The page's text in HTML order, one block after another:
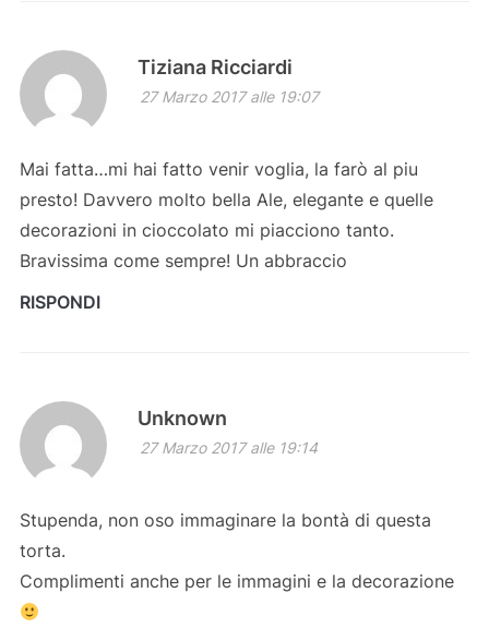
Tiziana Ricciardi
27 Marzo 2017 alle 19:07
Mai fatta…mi hai fatto venir voglia, la farò al piu
presto! Davvero molto bella Ale, elegante e quelle
decorazioni in cioccolato mi piacciono tanto.
Bravissima come sempre! Un abbraccio
RISPONDI
Unknown
27 Marzo 2017 alle 19:14
Stupenda, non oso immaginare la bontà di questa
torta.
Complimenti anche per le immagini e la decorazione